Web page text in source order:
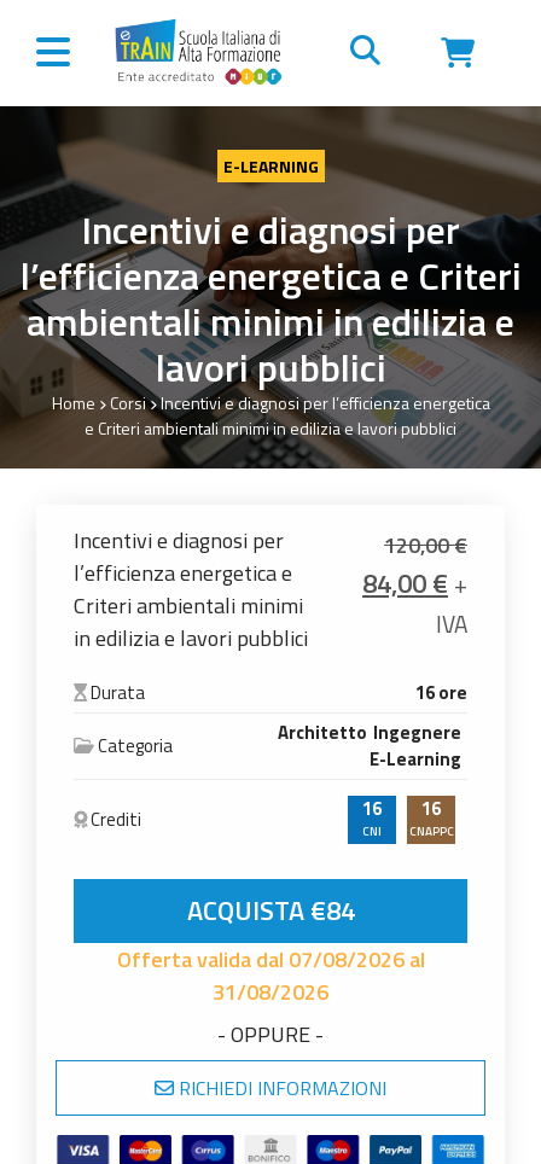
Vai al contenuto
E-LEARNING
Incentivi e diagnosi per
l’efficienza energetica e Criteri
ambientali minimi in edilizia e
lavori pubblici
Home Corsi Incentivi e diagnosi per l’efficienza energetica
e Criteri ambientali minimi in edilizia e lavori pubblici
Incentivi e diagnosi per
l’efficienza energetica e
Criteri ambientali minimi
in edilizia e lavori pubblici
120,00€
Il prezzo
84,00€Il+
IVA
Durata
16 ore
Categoria
Architetto Ingegnere
E-Learning
Crediti 16
CNI
16
CNAPPC
Incentivi e diagnosi per l'efficienza
ACQUISTA €84
Offerta valida dal 07/08/2026 al
31/08/2026
- OPPURE -
RICHIEDI INFORMAZIONI